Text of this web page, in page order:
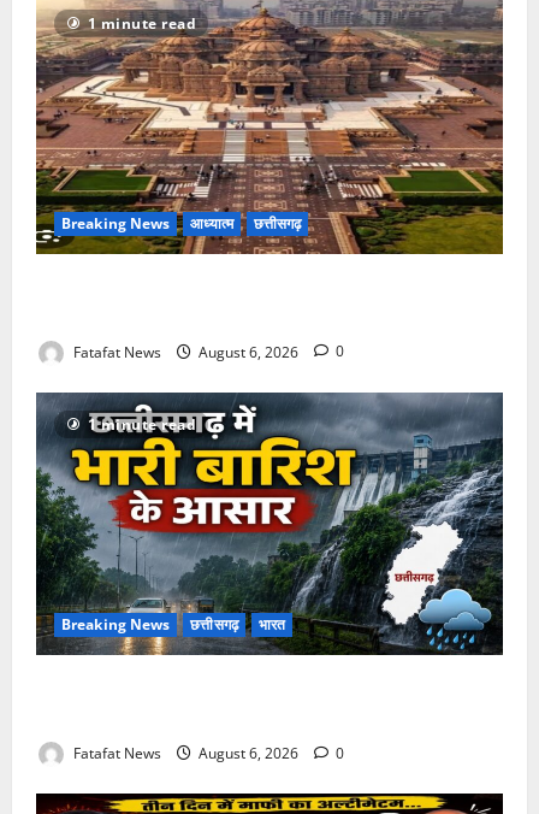
1 minute read
Breaking News आध्यात्म छत्तीसगढ़
Fatafat News August 6, 2026 0
1 minute read
Breaking News छत्तीसगढ़ भारत
Fatafat News August 6, 2026 0